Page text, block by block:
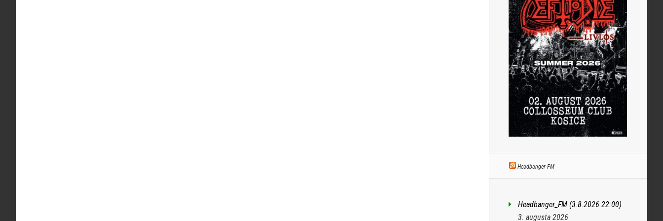
Headbanger FM
Headbanger_FM (3.8.2026 22:00)
3. augusta 2026